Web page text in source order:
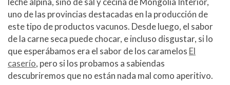
uno de las provincias destacadas en la producción de
este tipo de productos vacunos. Desde luego, el sabor
de la carne seca puede chocar, e incluso disgustar, si lo
que esperábamos era el sabor de los caramelos El
caserío, pero si los probamos a sabiendas
descubriremos que no están nada mal como aperitivo.